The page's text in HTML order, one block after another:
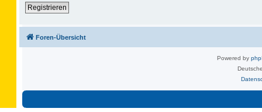
Registrieren
Foren-Übersicht
Powered by